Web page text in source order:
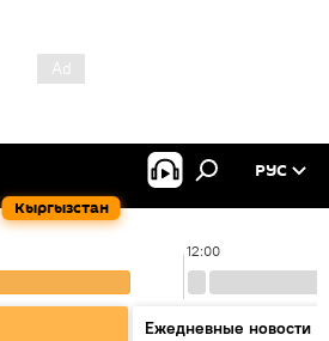
Кыргызстан
РУС
12:00
Ежедневные новости